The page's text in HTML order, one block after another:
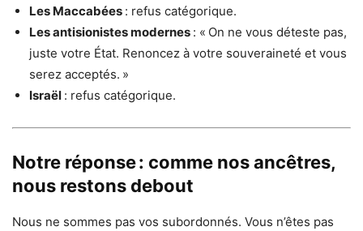
Les Maccabées : refus catégorique.
Les antisionistes modernes : « On ne vous déteste pas,
juste votre État. Renoncez à votre souveraineté et vous
serez acceptés. »
Israël : refus catégorique.
Notre réponse : comme nos ancêtres,
nous restons debout
Nous ne sommes pas vos subordonnés. Vous n’êtes pas